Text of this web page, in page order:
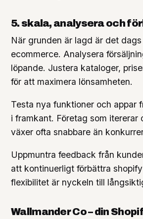
5. skala, analysera och
När grunden är lagd är det
ecommerce. Analysera
löpande. Justera kataloger,
för att maximera lönsamheten.
Testa nya funktioner och appar
i framkant. Företag som
växer ofta snabbare än
Uppmuntra feedback från
att kontinuerligt förbättra
flexibilitet är nyckeln till
Wallmander Co – din